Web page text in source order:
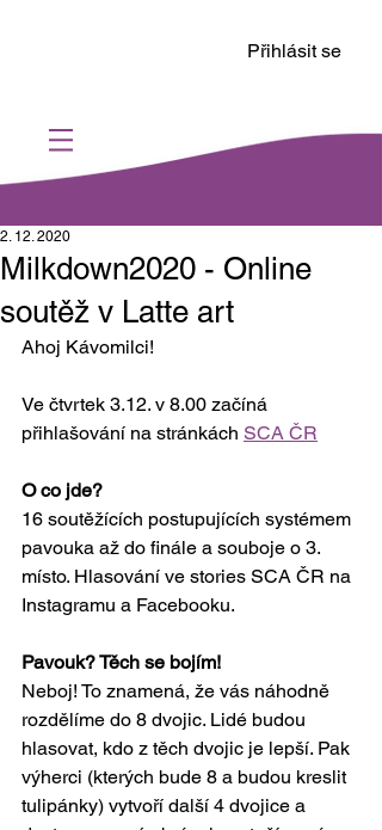
Přihlásit se
Milkdown2020 - Online
soutěž v Latte art
2. 12. 2020
Ahoj Kávomilci!
Ve čtvrtek 3.12. v 8.00 začíná
přihlašování na stránkách SCA ČR
O co jde?
16 soutěžících postupujících systémem
pavouka až do finále a souboje o 3.
místo. Hlasování ve stories SCA ČR na
Instagramu a Facebooku.
Pavouk? Těch se bojím!
Neboj! To znamená, že vás náhodně
rozdělíme do 8 dvojic. Lidé budou
hlasovat, kdo z těch dvojic je lepší. Pak
výherci (kterých bude 8 a budou kreslit
tulipánky) vytvoří další 4 dvojice a